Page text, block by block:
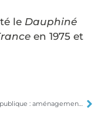
le Dauphiné
en 1975 et
Réunion publique : aménagement du Parc Bécot